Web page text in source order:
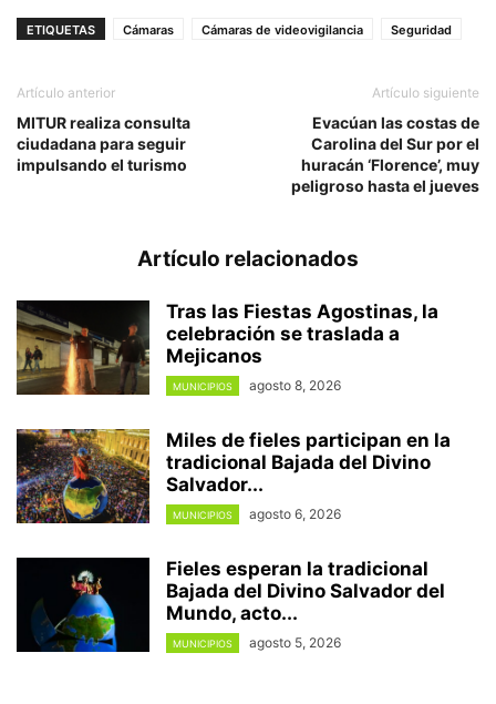
ETIQUETAS Cámaras Cámaras de videovigilancia Seguridad
Artículo anterior
MITUR realiza consulta
ciudadana para seguir
impulsando el turismo
Artículo siguiente
Evacúan las costas de
Carolina del Sur por el
huracán ‘Florence’, muy
peligroso hasta el jueves
Artículo relacionados
Tras las Fiestas Agostinas, la
celebración se traslada a
Mejicanos
MUNICIPIOS agosto 8, 2026
Miles de fieles participan en la
tradicional Bajada del Divino
Salvador...
MUNICIPIOS agosto 6, 2026
Fieles esperan la tradicional
Bajada del Divino Salvador del
Mundo, acto...
MUNICIPIOS agosto 5, 2026